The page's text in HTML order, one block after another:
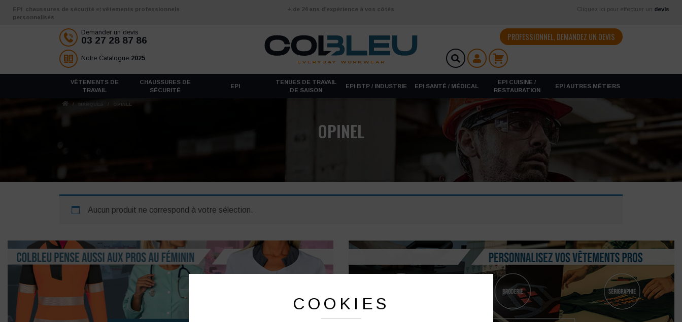
Aller au contenu
EPI chaussures de sécurité et vêtements professionnels
personnalisés
+ de 24 ans d’expérience à vos côtés Cliquez ici pour effectuer un devis
Demander un devis
03 27 28 87 86
Notre Catalogue 2025
PROFESSIONNEL, DEMANDEZ UN DEVIS
VÊTEMENTS DE
TRAVAIL
CHAUSSURES DE
SÉCURITÉ
EPI
TENUES DE TRAVAIL
DE SAISON
EPI BTP / INDUSTRIE EPI SANTÉ / MÉDICAL
EPI CUISINE /
RESTAURATION
EPI AUTRES MÉTIERS
/ MARQUES OPINEL
OPINEL
Aucun produit ne correspond à votre sélection.
COOKIES